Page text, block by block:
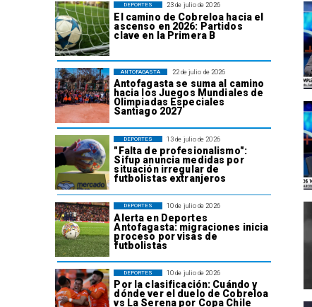
23 de julio de 2026
El camino de Cobreloa hacia el
ascenso en 2026: Partidos
clave en la Primera B
DEPORTES
22 de julio de 2026
Antofagasta se suma al camino
hacia los Juegos Mundiales de
Olimpiadas Especiales
Santiago 2027
ANTOFAGASTA
13 de julio de 2026
"Falta de profesionalismo":
Sifup anuncia medidas por
situación irregular de
futbolistas extranjeros
DEPORTES
10 de julio de 2026
Alerta en Deportes
Antofagasta: migraciones inicia
proceso por visas de
futbolistas
DEPORTES
10 de julio de 2026
Por la clasificación: Cuándo y
dónde ver el duelo de Cobreloa
vs La Serena por Copa Chile
DEPORTES